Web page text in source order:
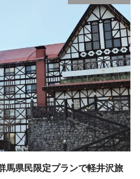
馬県民限定プランで軽井沢旅